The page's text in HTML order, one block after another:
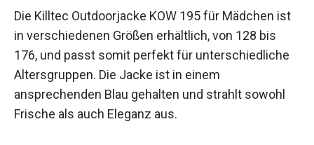
Die Killtec Outdoorjacke KOW 195 für Mädchen
ist in verschiedenen Größen erhältlich, von 128
bis 176, und passt somit perfekt für
unterschiedliche Altersgruppen. Die Jacke ist in
einem ansprechenden Blau gehalten und strahlt
sowohl Frische als auch Eleganz aus.